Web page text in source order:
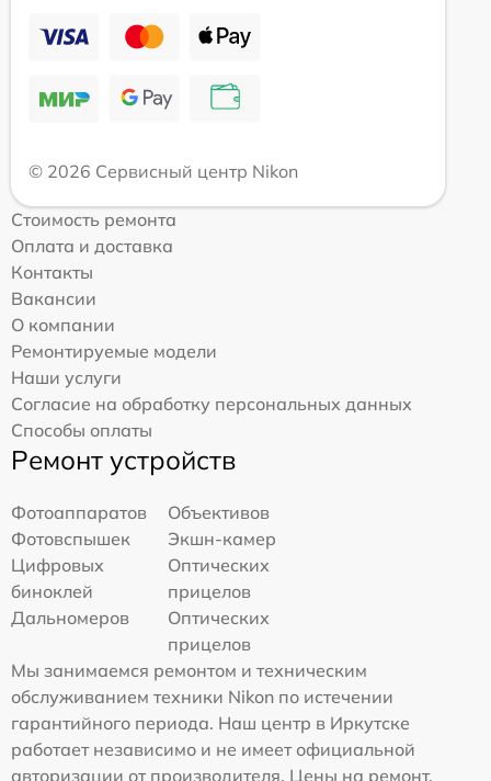
© 2026 Сервисный центр Nikon
Стоимость ремонта
Оплата и доставка
Контакты
Вакансии
О компании
Ремонтируемые модели
Наши услуги
Согласие на обработку персональных данных
Способы оплаты
Ремонт устройств
Фотоаппаратов
Объективов
Фотовспышек
Экшн-камер
Цифровых
биноклей
Оптических
прицелов
Дальномеров
Оптических
прицелов
Мы занимаемся ремонтом и техническим
обслуживанием техники Nikon по истечении
гарантийного периода. Наш центр в Иркутске
работает независимо и не имеет официальной
авторизации от производителя. Цены на ремонт,